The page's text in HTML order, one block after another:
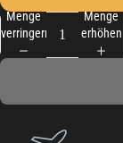
Menge
verringern
Menge
erhöhen